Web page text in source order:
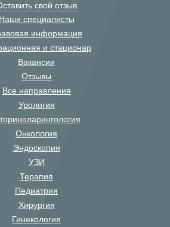
свой отзыв
Наши специалисты
информация
и стационар
Вакансии
Отзывы
Все направления
Урология
Онкология
Эндоскопия
УЗИ
Терапия
Педиатрия
Хирургия
Гинекология